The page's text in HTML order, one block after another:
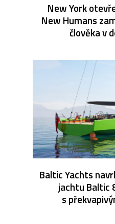
New York
New Humans
člověka v
Baltic Yachts
jachtu Baltic
s